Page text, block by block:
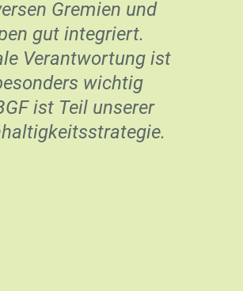
durch BGF viele
bedient
können, halte ich
Ansatz für
Wir
mit BGF die besten